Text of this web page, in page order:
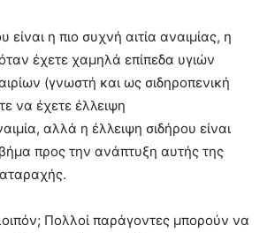
είναι η πιο συχνή αιτία αναιμίας, η
έχετε χαμηλά επίπεδα υγιών
(γνωστή και ως σιδηροπενική
να έχετε έλλειψη
αλλά η έλλειψη σιδήρου είναι
προς την ανάπτυξη αυτής της
λοιπόν; Πολλοί παράγοντες μπορούν να